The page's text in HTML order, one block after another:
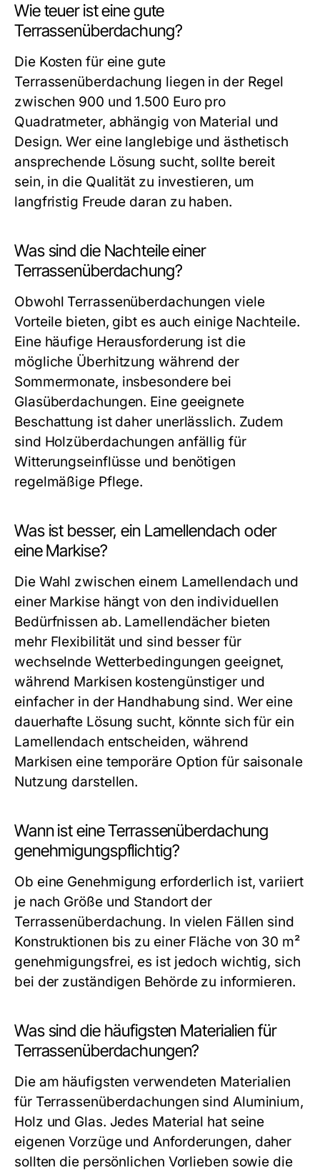
Wie teuer ist eine gute
Terrassenüberdachung?
Die Kosten für eine gute
Terrassenüberdachung liegen in der Regel
zwischen 900 und 1.500 Euro pro
Quadratmeter, abhängig von Material und
Design. Wer eine langlebige und ästhetisch
ansprechende Lösung sucht, sollte bereit
sein, in die Qualität zu investieren, um
langfristig Freude daran zu haben.
Was sind die Nachteile einer
Terrassenüberdachung?
Obwohl Terrassenüberdachungen viele
Vorteile bieten, gibt es auch einige Nachteile.
Eine häufige Herausforderung ist die
mögliche Überhitzung während der
Sommermonate, insbesondere bei
Glasüberdachungen. Eine geeignete
Beschattung ist daher unerlässlich. Zudem
sind Holzüberdachungen anfällig für
Witterungseinflüsse und benötigen
regelmäßige Pflege.
Was ist besser, ein Lamellendach oder
eine Markise?
Die Wahl zwischen einem Lamellendach und
einer Markise hängt von den individuellen
Bedürfnissen ab. Lamellendächer bieten
mehr Flexibilität und sind besser für
wechselnde Wetterbedingungen geeignet,
während Markisen kostengünstiger und
einfacher in der Handhabung sind. Wer eine
dauerhafte Lösung sucht, könnte sich für ein
Lamellendach entscheiden, während
Markisen eine temporäre Option für saisonale
Nutzung darstellen.
Wann ist eine Terrassenüberdachung
genehmigungspflichtig?
Ob eine Genehmigung erforderlich ist, variiert
je nach Größe und Standort der
Terrassenüberdachung. In vielen Fällen sind
Konstruktionen bis zu einer Fläche von 30 m²
genehmigungsfrei, es ist jedoch wichtig, sich
bei der zuständigen Behörde zu informieren.
Was sind die häufigsten Materialien für
Terrassenüberdachungen?
Die am häufigsten verwendeten Materialien
für Terrassenüberdachungen sind Aluminium,
Holz und Glas. Jedes Material hat seine
eigenen Vorzüge und Anforderungen, daher
sollten die persönlichen Vorlieben sowie die